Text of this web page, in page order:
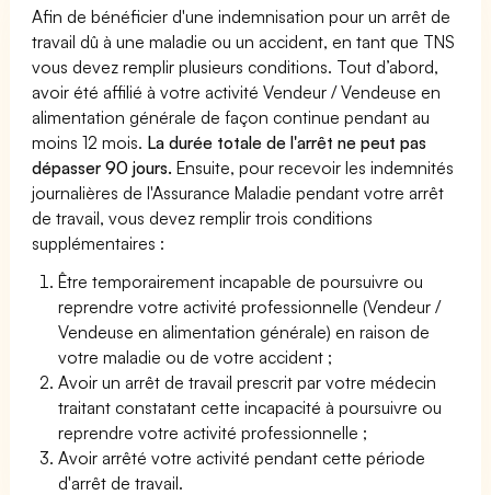
Afin de bénéficier d'une indemnisation pour un arrêt de
travail dû à une maladie ou un accident, en tant que TNS
vous devez remplir plusieurs conditions. Tout d’abord,
avoir été affilié à votre activité Vendeur / Vendeuse en
alimentation générale de façon continue pendant au
moins 12 mois. La durée totale de l'arrêt ne peut pas
dépasser 90 jours. Ensuite, pour recevoir les indemnités
journalières de l'Assurance Maladie pendant votre arrêt
de travail, vous devez remplir trois conditions
supplémentaires :
Être temporairement incapable de poursuivre ou
reprendre votre activité professionnelle (Vendeur /
Vendeuse en alimentation générale) en raison de
votre maladie ou de votre accident ;
Avoir un arrêt de travail prescrit par votre médecin
traitant constatant cette incapacité à poursuivre ou
reprendre votre activité professionnelle ;
Avoir arrêté votre activité pendant cette période
d'arrêt de travail.